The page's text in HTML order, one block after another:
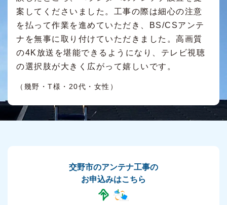
案してくださいました。工事の際は細心の注意
を払って作業を進めていただき、BS/CSアンテ
ナを無事に取り付けていただきました。高画質
の4K放送を堪能できるようになり、テレビ視聴
の選択肢が大きく広がって嬉しいです。
（幾野・T様・20代・女性）
交野市のアンテナ工事の
お申込みはこちら